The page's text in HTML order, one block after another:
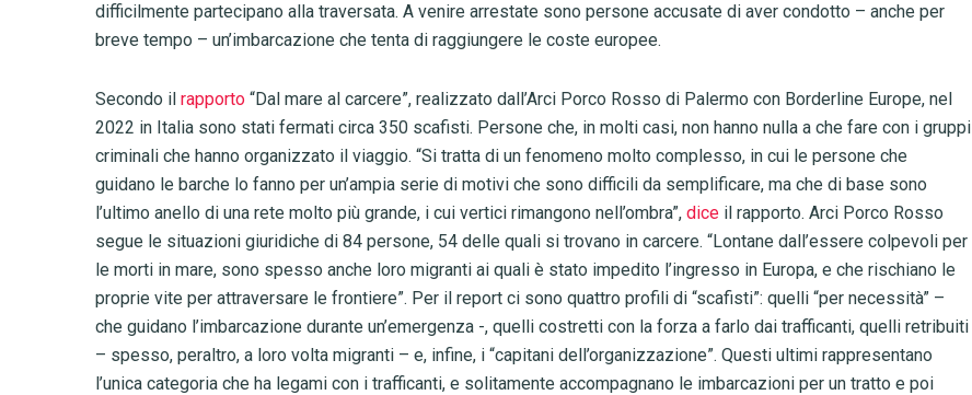
difficilmente partecipano alla traversata. A venire arrestate sono persone accusate di aver condotto – anche per
breve tempo – un’imbarcazione che tenta di raggiungere le coste europee.
Secondo il rapporto “Dal mare al carcere”, realizzato dall’Arci Porco Rosso di Palermo con Borderline Europe, nel
2022 in Italia sono stati fermati circa 350 scafisti. Persone che, in molti casi, non hanno nulla a che fare con i gruppi
criminali che hanno organizzato il viaggio. “Si tratta di un fenomeno molto complesso, in cui le persone che
guidano le barche lo fanno per un’ampia serie di motivi che sono difficili da semplificare, ma che di base sono
l’ultimo anello di una rete molto più grande, i cui vertici rimangono nell’ombra”, dice il rapporto. Arci Porco Rosso
segue le situazioni giuridiche di 84 persone, 54 delle quali si trovano in carcere. “Lontane dall’essere colpevoli per
le morti in mare, sono spesso anche loro migranti ai quali è stato impedito l’ingresso in Europa, e che rischiano le
proprie vite per attraversare le frontiere”. Per il report ci sono quattro profili di “scafisti”: quelli “per necessità” –
che guidano l’imbarcazione durante un’emergenza -, quelli costretti con la forza a farlo dai trafficanti, quelli retribuiti
– spesso, peraltro, a loro volta migranti – e, infine, i “capitani dell’organizzazione”. Questi ultimi rappresentano
l’unica categoria che ha legami con i trafficanti, e solitamente accompagnano le imbarcazioni per un tratto e poi